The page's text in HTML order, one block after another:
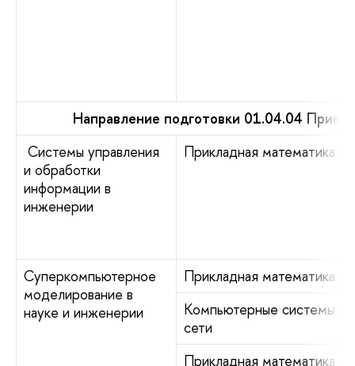
Направление подготовки 01.04.04
Системы управления
и обработки
информации в
инженерии
Прикладная математика
Суперкомпьютерное
моделирование в
науке и инженерии
Прикладная математика
Компьютерные системы и
сети
Прикладная математика и